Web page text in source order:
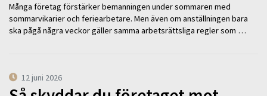
Många företag förstärker bemanningen under sommaren med
sommarvikarier och feriearbetare. Men även om anställningen bara
ska pågå några veckor gäller samma arbetsrättsliga regler som …
12 juni 2026